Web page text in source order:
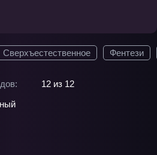
Сверхъестественное Фентези
12 из 12